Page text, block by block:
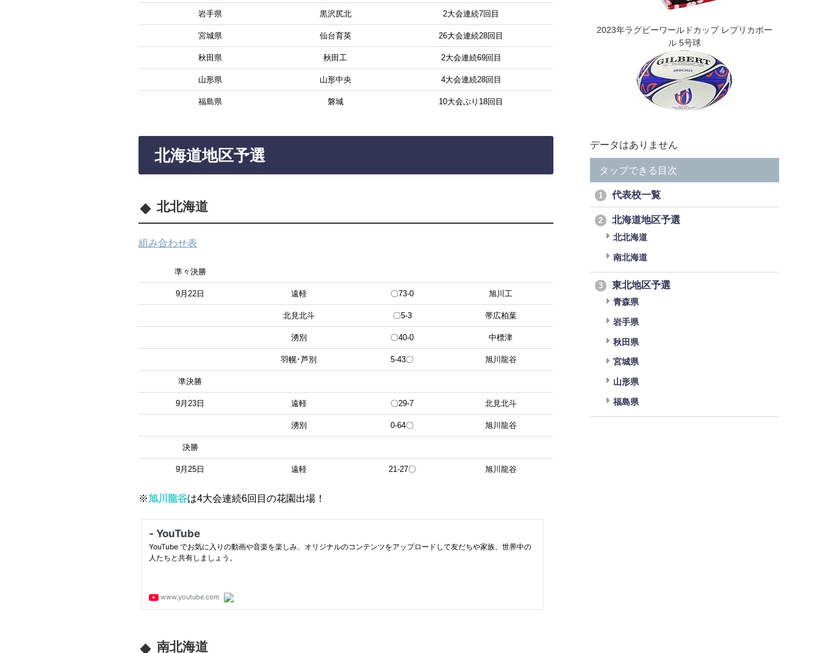
岩手県 黒沢尻北 2大会連続7回目
宮城県 仙台育英 26大会連続28回目
秋田県 秋田工 2大会連続69回目
山形県 山形中央 4大会連続28回目
福島県 磐城 10大会ぶり18回目
北海道地区予選
北北海道
組み合わせ表
準々決勝
9月22日 遠軽 〇73-0 旭川工
北見北斗 〇5-3 帯広柏葉
湧別 〇40-0 中標津
羽幌･芦別 5-43〇 旭川龍谷
準決勝
9月23日 遠軽 〇29-7 北見北斗
湧別 0-64〇 旭川龍谷
決勝
9月25日 遠軽 21-27〇 旭川龍谷
※旭川龍谷は4大会連続6回目の花園出場！
南北海道
2023年ラグビーワールドカップ レプリカボー
ル 5号球
データはありません
タップできる目次
1 代表校一覧
2 北海道地区予選
北北海道
南北海道
3 東北地区予選
青森県
岩手県
秋田県
宮城県
山形県
福島県